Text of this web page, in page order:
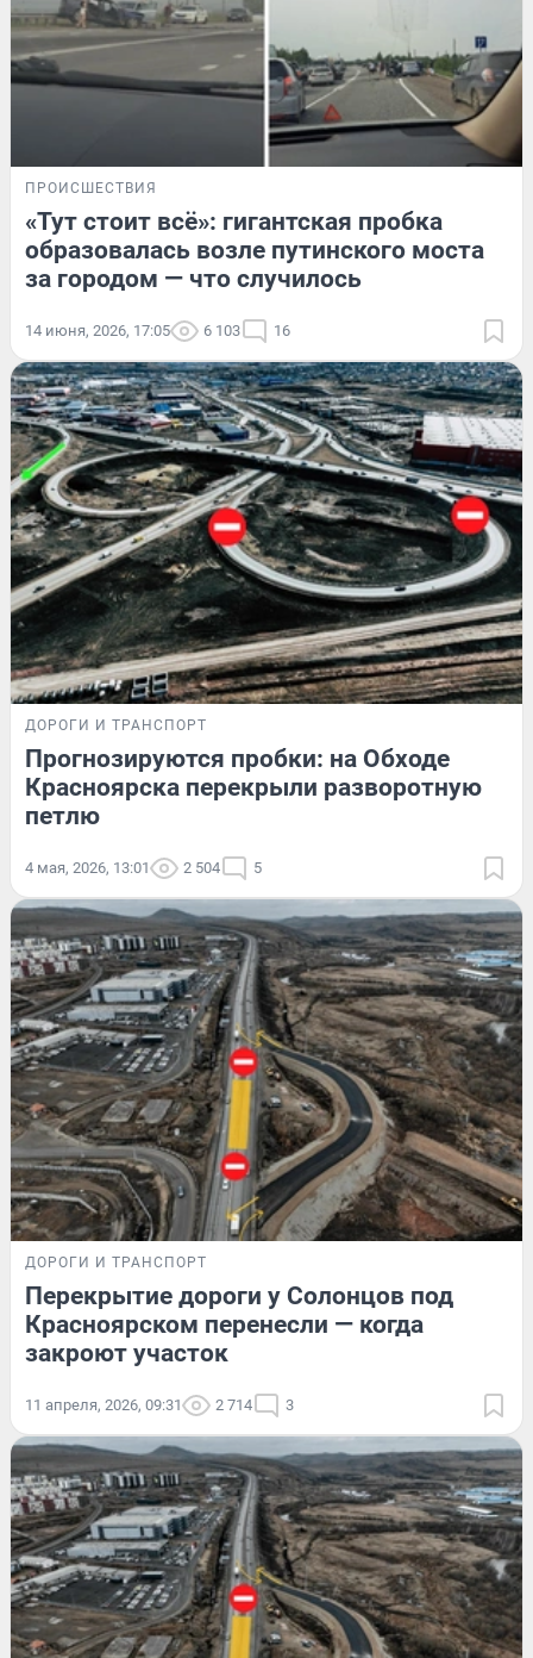
ПРОИСШЕСТВИЯ
«Тут стоит всё»: гигантская пробка
образовалась возле путинского моста
за городом — что случилось
14 июня, 2026, 17:05 6 103 16
ДОРОГИ И ТРАНСПОРТ
Прогнозируются пробки: на Обходе
Красноярска перекрыли разворотную
петлю
4 мая, 2026, 13:01 2 504 5
ДОРОГИ И ТРАНСПОРТ
Перекрытие дороги у Солонцов под
Красноярском перенесли — когда
закроют участок
11 апреля, 2026, 09:31 2 714 3